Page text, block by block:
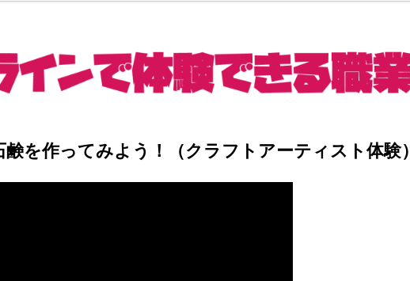
を作ってみよう！（クラフトアーティスト体験）